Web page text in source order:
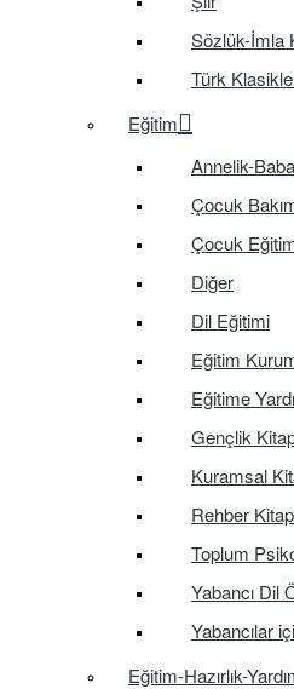
Sözlük-İmla
Türk
Eğitim
Annelik-
Çocuk
Çocuk
Diğer
Dil Eğitimi
Eğitim
Eğitime
Gençlik
Kuramsal
Rehber
Toplum
Yabancı Dil
Yabancılar
Eğitim-Hazırlık-